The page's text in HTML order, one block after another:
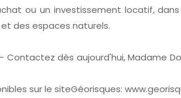
ou un investissement locatif,
des espaces naturels.
dès aujourd'hui, Madame
sur le siteGéorisques: